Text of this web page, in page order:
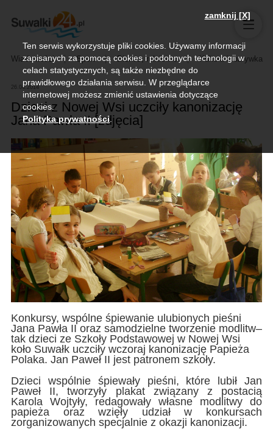
Wiadomości Sport Biznes, rolnictwo Kultura i rozrywka
26.04.2014
Dzieci z Nowej Wsi uczciły kanonizację
Jana Pawła II [zdjęcia]
Konkursy, wspólne śpiewanie ulubionych pieśni
Jana Pawła II oraz samodzielne tworzenie modlitw–
tak dzieci ze Szkoły Podstawowej w Nowej Wsi
koło Suwałk uczciły wczoraj kanonizację Papieża
Polaka. Jan Paweł II jest patronem szkoły.
Dzieci wspólnie śpiewały pieśni, które lubił Jan
Paweł II, tworzyły plakat związany z postacią
Karola Wojtyły, redagowały własne modlitwy do
papieża oraz wzięły udział w konkursach
zorganizowanych specjalnie z okazji kanonizacji.
zamknij [X]
Ten serwis wykorzystuje pliki cookies. Używamy informacji
zapisanych za pomocą cookies i podobnych technologii w
celach statystycznych, są także niezbędne do
prawidłowego działania serwisu. W przeglądarce
internetowej możesz zmienić ustawienia dotyczące
cookies.
Polityka prywatności.